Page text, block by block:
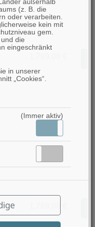
außerhalb
(z. B. die
oder verarbeiten.
kein mit
gem.
die
eingeschränkt
in unserer
„Cookies“.
(Immer aktiv)